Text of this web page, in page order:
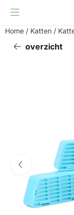
Cookievoorkeuren
Home / Katten /
overzicht